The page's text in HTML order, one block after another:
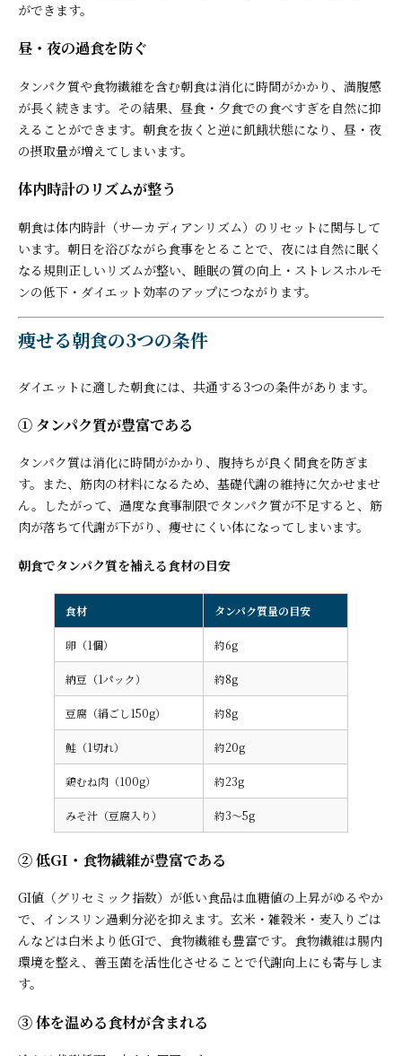
ができます。
昼・夜の過食を防ぐ
タンパク質や食物繊維を含む朝食は消化に時間がかかり、満腹感
が長く続きます。その結果、昼食・夕食での食べすぎを自然に抑
えることができます。朝食を抜くと逆に飢餓状態になり、昼・夜
の摂取量が増えてしまいます。
体内時計のリズムが整う
朝食は体内時計（サーカディアンリズム）のリセットに関与して
います。朝日を浴びながら食事をとることで、夜には自然に眠く
なる規則正しいリズムが整い、睡眠の質の向上・ストレスホルモ
ンの低下・ダイエット効率のアップにつながります。
痩せる朝食の3つの条件
ダイエットに適した朝食には、共通する3つの条件があります。
① タンパク質が豊富である
タンパク質は消化に時間がかかり、腹持ちが良く間食を防ぎま
す。また、筋肉の材料になるため、基礎代謝の維持に欠かせませ
ん。したがって、過度な食事制限でタンパク質が不足すると、筋
肉が落ちて代謝が下がり、痩せにくい体になってしまいます。
朝食でタンパク質を補える食材の目安
食材 タンパク質量の目安
卵（1個） 約6g
納豆（1パック） 約8g
豆腐（絹ごし150g） 約8g
鮭（1切れ） 約20g
鶏むね肉（100g） 約23g
みそ汁（豆腐入り） 約3〜5g
② 低GI・食物繊維が豊富である
GI値（グリセミック指数）が低い食品は血糖値の上昇がゆるやか
で、インスリン過剰分泌を抑えます。玄米・雑穀米・麦入りごは
んなどは白米より低GIで、食物繊維も豊富です。食物繊維は腸内
環境を整え、善玉菌を活性化させることで代謝向上にも寄与しま
す。
③ 体を温める食材が含まれる